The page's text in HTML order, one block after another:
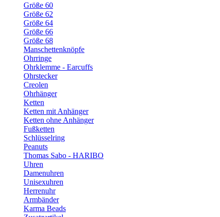
Größe 60
Größe 62
Größe 64
Größe 66
Größe 68
Manschettenknöpfe
Ohrringe
Ohrklemme - Earcuffs
Ohrstecker
Creolen
Ohrhänger
Ketten
Ketten mit Anhänger
Ketten ohne Anhänger
Fußketten
Schlüsselring
Peanuts
Thomas Sabo - HARIBO
Uhren
Damenuhren
Unisexuhren
Herrenuhr
Armbänder
Karma Beads